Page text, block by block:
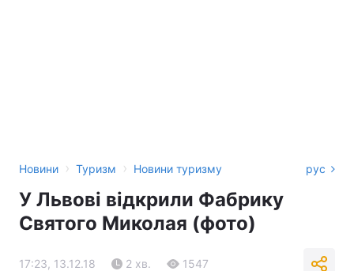
Новини › Туризм › Новини туризму рус
У Львові відкрили Фабрику
Святого Миколая (фото)
17:23, 13.12.18 2 хв. 1547